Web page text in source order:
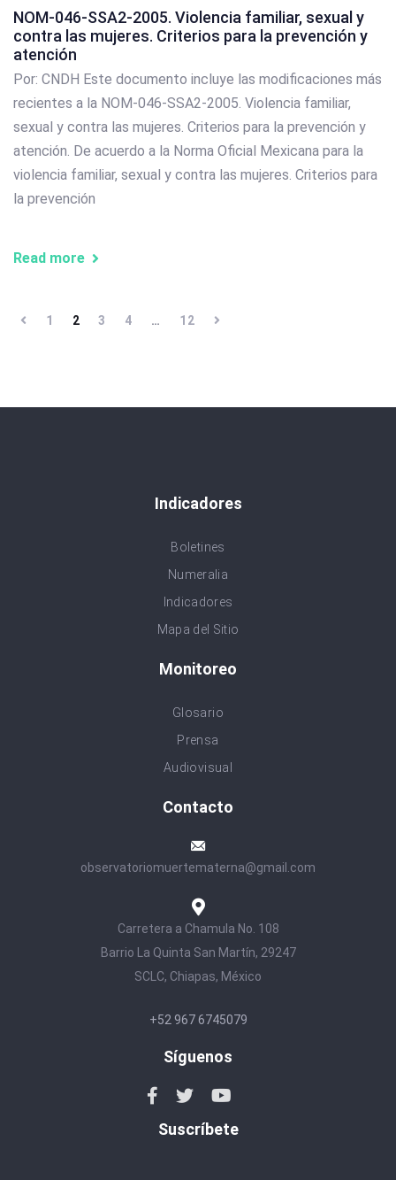
NOM-046-SSA2-2005. Violencia familiar, sexual y
contra las mujeres. Criterios para la prevención y
atención
Por: CNDH Este documento incluye las modificaciones más
recientes a la NOM-046-SSA2-2005. Violencia familiar,
sexual y contra las mujeres. Criterios para la prevención y
atención. De acuerdo a la Norma Oficial Mexicana para la
violencia familiar, sexual y contra las mujeres. Criterios para
la prevención
Read more
1 2 3 4 … 12
Indicadores
Boletines
Numeralia
Indicadores
Mapa del Sitio
Monitoreo
Glosario
Prensa
Audiovisual
Contacto
observatoriomuertematerna@gmail.com
Carretera a Chamula No. 108
Barrio La Quinta San Martín, 29247
SCLC, Chiapas, México
+52 967 6745079
Síguenos
Suscríbete